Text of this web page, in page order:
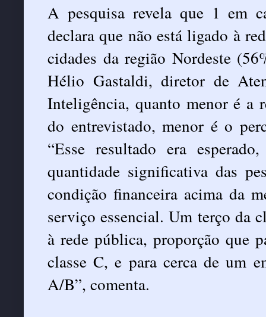
A pesquisa revela que 1 em
declara que não está ligado à
cidades da região Nordeste
Hélio Gastaldi, diretor de
Inteligência, quanto menor é a
do entrevistado, menor é o
“Esse resultado era
quantidade significativa das
condição financeira acima da
serviço essencial. Um terço da
à rede pública, proporção que
classe C, e para cerca de um
A/B”, comenta.